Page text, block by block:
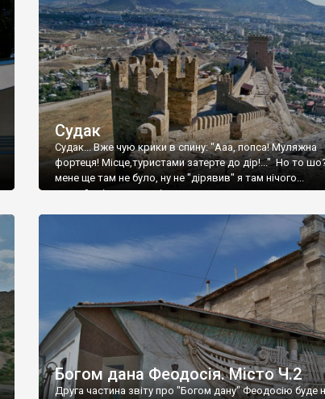
Судак
Судак... Вже чую крики в спину: "Ааа, попса! Муляжна
фортеця! Місце,туристами затерте до дір!..." Но то
мене ще там не було, ну не "дірявив" я там нічого...
принаймні до цього літа.
Богом дана Феодосія. Місто Ч.2
Друга частина звіту про "Богом дану" Феодосію буде